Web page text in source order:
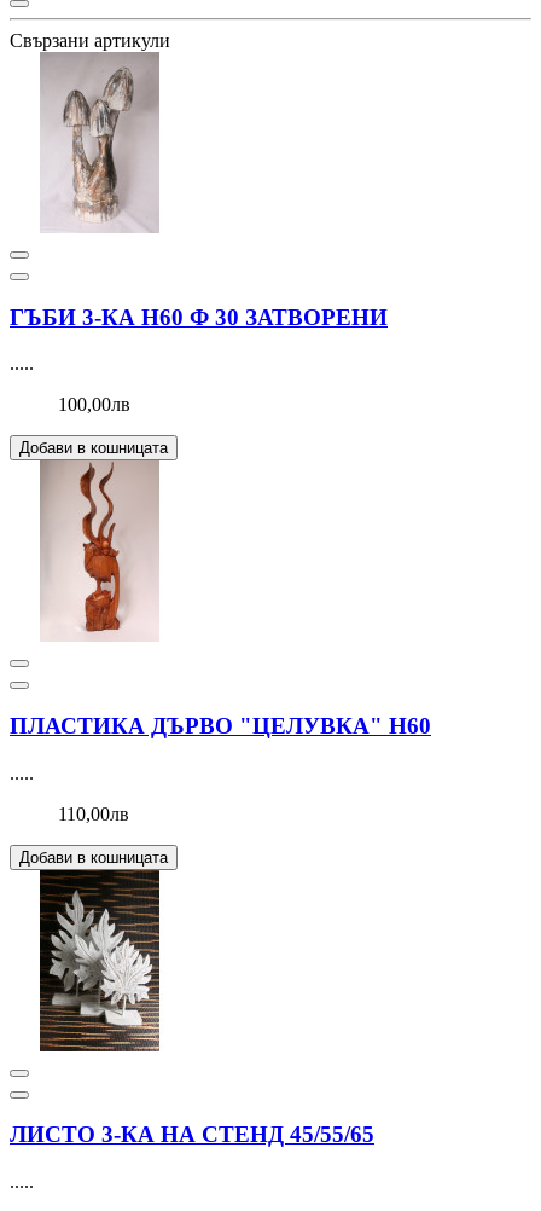
Свързани артикули
ГЪБИ 3-КА Н60 Ф 30 ЗАТВОРЕНИ
.....
100,00лв
Добави в кошницата
ПЛАСТИКА ДЪРВО "ЦЕЛУВКА" Н60
.....
110,00лв
Добави в кошницата
ЛИСТО 3-КА НА СТЕНД 45/55/65
.....